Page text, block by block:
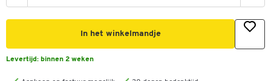
In het winkelmandje
Levertijd: binnen 2 weken